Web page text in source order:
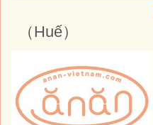
（Huế）